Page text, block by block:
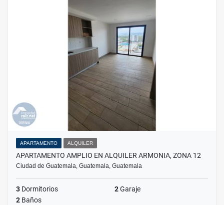
APARTAMENTO ALQUILER
APARTAMENTO AMPLIO EN ALQUILER ARMONIA, ZONA 12
Ciudad de Guatemala, Guatemala, Guatemala
3 Dormitorios 2Garaje
2 Baños